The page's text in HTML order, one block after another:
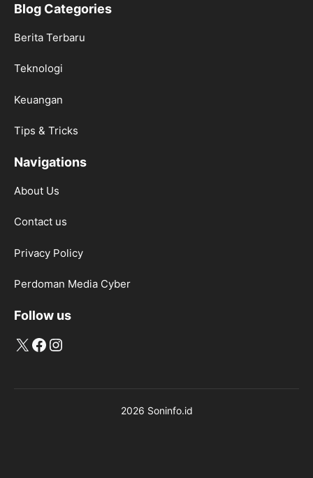
Blog Categories
Berita Terbaru
Teknologi
Keuangan
Tips & Tricks
Navigations
About Us
Contact us
Privacy Policy
Perdoman Media Cyber
Follow us
X Facebook
Instagram
2026 Soninfo.id